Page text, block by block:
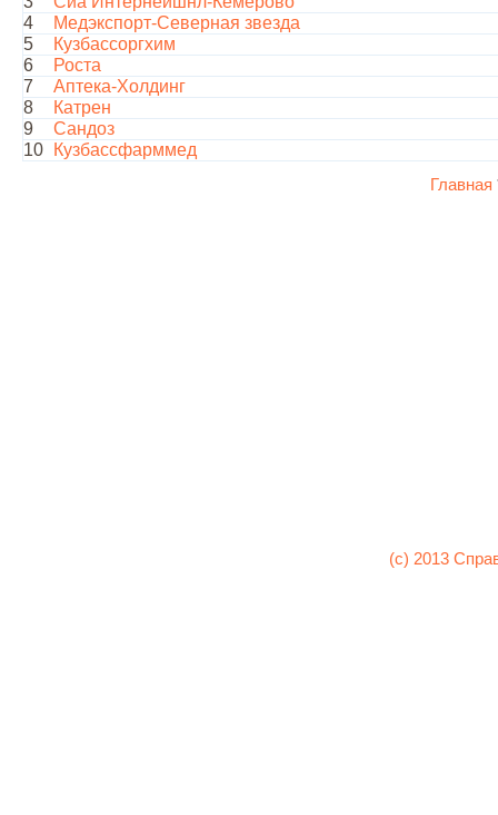
4
Медэкспорт-Северная звезда
5
Кузбассоргхим
6
Роста
7
Аптека-Холдинг
8
Катрен
9
Сандоз
10
Кузбассфарммед
Главная
(c) 2013